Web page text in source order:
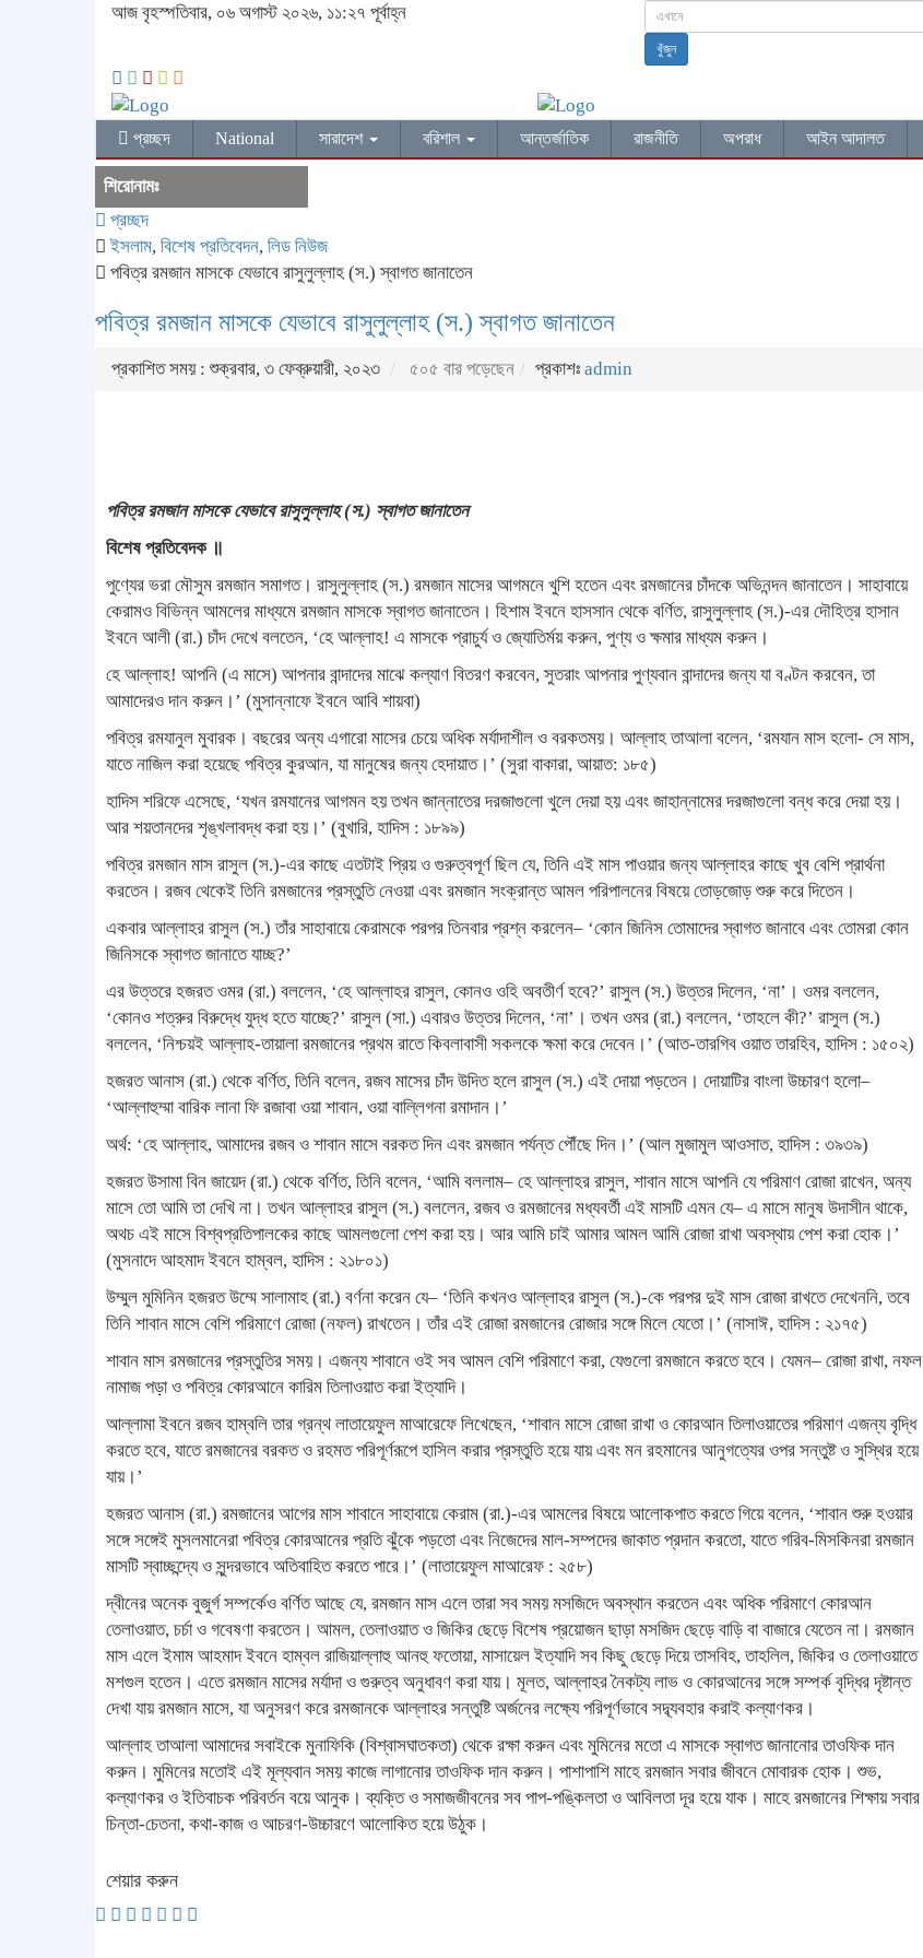
আজ বৃহস্পতিবার, ০৬ অগাস্ট ২০২৬, ১১:২৭ পূর্বাহ্ন
খুঁজুন
প্রচ্ছদ National সারাদেশ বরিশাল আন্তর্জাতিক রাজনীতি অপরাধ আইন আদালত
শিরোনামঃ
প্রচ্ছদ
ইসলাম, বিশেষ প্রতিবেদন, লিড নিউজ
পবিত্র রমজান মাসকে যেভাবে রাসুলুল্লাহ (স.) স্বাগত জানাতেন
পবিত্র রমজান মাসকে যেভাবে রাসুলুল্লাহ (স.) স্বাগত জানাতেন
প্রকাশিত সময় : শুক্রবার, ৩ ফেব্রুয়ারী, ২০২৩ ৫০৫ বার পড়েছেন প্রকাশঃ admin
পবিত্র রমজান মাসকে যেভাবে রাসুলুল্লাহ (স.) স্বাগত জানাতেন
বিশেষ প্রতিবেদক ॥
পুণ্যের ভরা মৌসুম রমজান সমাগত। রাসুলুল্লাহ (স.) রমজান মাসের আগমনে খুশি হতেন এবং রমজানের চাঁদকে অভিনন্দন জানাতেন। সাহাবায়ে
কেরামও বিভিন্ন আমলের মাধ্যমে রমজান মাসকে স্বাগত জানাতেন। হিশাম ইবনে হাসসান থেকে বর্ণিত, রাসুলুল্লাহ (স.)-এর দৌহিত্র হাসান
ইবনে আলী (রা.) চাঁদ দেখে বলতেন, ‘হে আল্লাহ! এ মাসকে প্রাচুর্য ও জ্যোতির্ময় করুন, পুণ্য ও ক্ষমার মাধ্যম করুন।
হে আল্লাহ! আপনি (এ মাসে) আপনার বান্দাদের মাঝে কল্যাণ বিতরণ করবেন, সুতরাং আপনার পুণ্যবান বান্দাদের জন্য যা বণ্টন করবেন, তা
আমাদেরও দান করুন।’ (মুসান্নাফে ইবনে আবি শায়বা)
পবিত্র রমযানুল মুবারক। বছরের অন্য এগারো মাসের চেয়ে অধিক মর্যাদাশীল ও বরকতময়। আল্লাহ তাআলা বলেন, ‘রমযান মাস হলো- সে মাস,
যাতে নাজিল করা হয়েছে পবিত্র কুরআন, যা মানুষের জন্য হেদায়াত।’ (সুরা বাকারা, আয়াত: ১৮৫)
হাদিস শরিফে এসেছে, ‘যখন রমযানের আগমন হয় তখন জান্নাতের দরজাগুলো খুলে দেয়া হয় এবং জাহান্নামের দরজাগুলো বন্ধ করে দেয়া হয়।
আর শয়তানদের শৃঙ্খলাবদ্ধ করা হয়।’ (বুখারি, হাদিস : ১৮৯৯)
পবিত্র রমজান মাস রাসুল (স.)-এর কাছে এতটাই প্রিয় ও গুরুত্বপূর্ণ ছিল যে, তিনি এই মাস পাওয়ার জন্য আল্লাহর কাছে খুব বেশি প্রার্থনা
করতেন। রজব থেকেই তিনি রমজানের প্রস্তুতি নেওয়া এবং রমজান সংক্রান্ত আমল পরিপালনের বিষয়ে তোড়জোড় শুরু করে দিতেন।
একবার আল্লাহর রাসুল (স.) তাঁর সাহাবায়ে কেরামকে পরপর তিনবার প্রশ্ন করলেন– ‘কোন জিনিস তোমাদের স্বাগত জানাবে এবং তোমরা কোন
জিনিসকে স্বাগত জানাতে যাচ্ছ?’
এর উত্তরে হজরত ওমর (রা.) বললেন, ‘হে আল্লাহর রাসুল, কোনও ওহি অবতীর্ণ হবে?’ রাসুল (স.) উত্তর দিলেন, ‘না’। ওমর বললেন,
‘কোনও শত্রুর বিরুদ্ধে যুদ্ধ হতে যাচ্ছে?’ রাসুল (সা.) এবারও উত্তর দিলেন, ‘না’। তখন ওমর (রা.) বললেন, ‘তাহলে কী?’ রাসুল (স.)
বললেন, ‘নিশ্চয়ই আল্লাহ-তায়ালা রমজানের প্রথম রাতে কিবলাবাসী সকলকে ক্ষমা করে দেবেন।’ (আত-তারগিব ওয়াত তারহিব, হাদিস : ১৫০২)
হজরত আনাস (রা.) থেকে বর্ণিত, তিনি বলেন, রজব মাসের চাঁদ উদিত হলে রাসুল (স.) এই দোয়া পড়তেন। দোয়াটির বাংলা উচ্চারণ হলো–
‘আল্লাহুম্মা বারিক লানা ফি রজাবা ওয়া শাবান, ওয়া বাল্লিগনা রমাদান।’
অর্থ: ‘হে আল্লাহ, আমাদের রজব ও শাবান মাসে বরকত দিন এবং রমজান পর্যন্ত পৌঁছে দিন।’ (আল মুজামুল আওসাত, হাদিস : ৩৯৩৯)
হজরত উসামা বিন জায়েদ (রা.) থেকে বর্ণিত, তিনি বলেন, ‘আমি বললাম– হে আল্লাহর রাসুল, শাবান মাসে আপনি যে পরিমাণ রোজা রাখেন, অন্য
মাসে তো আমি তা দেখি না। তখন আল্লাহর রাসুল (স.) বললেন, রজব ও রমজানের মধ্যবর্তী এই মাসটি এমন যে– এ মাসে মানুষ উদাসীন থাকে,
অথচ এই মাসে বিশ্বপ্রতিপালকের কাছে আমলগুলো পেশ করা হয়। আর আমি চাই আমার আমল আমি রোজা রাখা অবস্থায় পেশ করা হোক।’
(মুসনাদে আহমাদ ইবনে হাম্বল, হাদিস : ২১৮০১)
উম্মুল মুমিনিন হজরত উম্মে সালামাহ (রা.) বর্ণনা করেন যে– ‘তিনি কখনও আল্লাহর রাসুল (স.)-কে পরপর দুই মাস রোজা রাখতে দেখেননি, তবে
তিনি শাবান মাসে বেশি পরিমাণে রোজা (নফল) রাখতেন। তাঁর এই রোজা রমজানের রোজার সঙ্গে মিলে যেতো।’ (নাসাঈ, হাদিস : ২১৭৫)
শাবান মাস রমজানের প্রস্তুতির সময়। এজন্য শাবানে ওই সব আমল বেশি পরিমাণে করা, যেগুলো রমজানে করতে হবে। যেমন– রোজা রাখা, নফল
নামাজ পড়া ও পবিত্র কোরআনে কারিম তিলাওয়াত করা ইত্যাদি।
আল্লামা ইবনে রজব হাম্বলি তার গ্রন্থ লাতায়েফুল মাআরেফে লিখেছেন, ‘শাবান মাসে রোজা রাখা ও কোরআন তিলাওয়াতের পরিমাণ এজন্য বৃদ্ধি
করতে হবে, যাতে রমজানের বরকত ও রহমত পরিপূর্ণরূপে হাসিল করার প্রস্তুতি হয়ে যায় এবং মন রহমানের আনুগত্যের ওপর সন্তুষ্ট ও সুস্থির হয়ে
যায়।’
হজরত আনাস (রা.) রমজানের আগের মাস শাবানে সাহাবায়ে কেরাম (রা.)-এর আমলের বিষয়ে আলোকপাত করতে গিয়ে বলেন, ‘শাবান শুরু হওয়ার
সঙ্গে সঙ্গেই মুসলমানেরা পবিত্র কোরআনের প্রতি ঝুঁকে পড়তো এবং নিজেদের মাল-সম্পদের জাকাত প্রদান করতো, যাতে গরিব-মিসকিনরা রমজান
মাসটি স্বাচ্ছন্দ্যে ও সুন্দরভাবে অতিবাহিত করতে পারে।’ (লাতায়েফুল মাআরেফ : ২৫৮)
দ্বীনের অনেক বুজুর্গ সম্পর্কেও বর্ণিত আছে যে, রমজান মাস এলে তারা সব সময় মসজিদে অবস্থান করতেন এবং অধিক পরিমাণে কোরআন
তেলাওয়াত, চর্চা ও গবেষণা করতেন। আমল, তেলাওয়াত ও জিকির ছেড়ে বিশেষ প্রয়োজন ছাড়া মসজিদ ছেড়ে বাড়ি বা বাজারে যেতেন না। রমজান
মাস এলে ইমাম আহমাদ ইবনে হাম্বল রাজিয়াল্লাহু আনহু ফতোয়া, মাসায়েল ইত্যাদি সব কিছু ছেড়ে দিয়ে তাসবিহ, তাহলিল, জিকির ও তেলাওয়াতে
মশগুল হতেন। এতে রমজান মাসের মর্যাদা ও গুরুত্ব অনুধাবণ করা যায়। মূলত, আল্লাহর নৈকট্য লাভ ও কোরআনের সঙ্গে সম্পর্ক বৃদ্ধির দৃষ্টান্ত
দেখা যায় রমজান মাসে, যা অনুসরণ করে রমজানকে আল্লাহর সন্তুষ্টি অর্জনের লক্ষ্যে পরিপূর্ণভাবে সদ্ব্যবহার করাই কল্যাণকর।
আল্লাহ তাআলা আমাদের সবাইকে মুনাফিকি (বিশ্বাসঘাতকতা) থেকে রক্ষা করুন এবং মুমিনের মতো এ মাসকে স্বাগত জানানোর তাওফিক দান
করুন। মুমিনের মতোই এই মূল্যবান সময় কাজে লাগানোর তাওফিক দান করুন। পাশাপাশি মাহে রমজান সবার জীবনে মোবারক হোক। শুভ,
কল্যাণকর ও ইতিবাচক পরিবর্তন বয়ে আনুক। ব্যক্তি ও সমাজজীবনের সব পাপ-পঙ্কিলতা ও আবিলতা দূর হয়ে যাক। মাহে রমজানের শিক্ষায় সবার
চিন্তা-চেতনা, কথা-কাজ ও আচরণ-উচ্চারণে আলোকিত হয়ে উঠুক।
শেয়ার করুন